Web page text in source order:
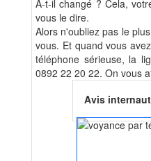
A-t-il changé ? Cela,
vous le dire.
Alors n'oubliez pas le
vous. Et quand vous
téléphone sérieuse, la
0892 22 20 22. On vous
Avis